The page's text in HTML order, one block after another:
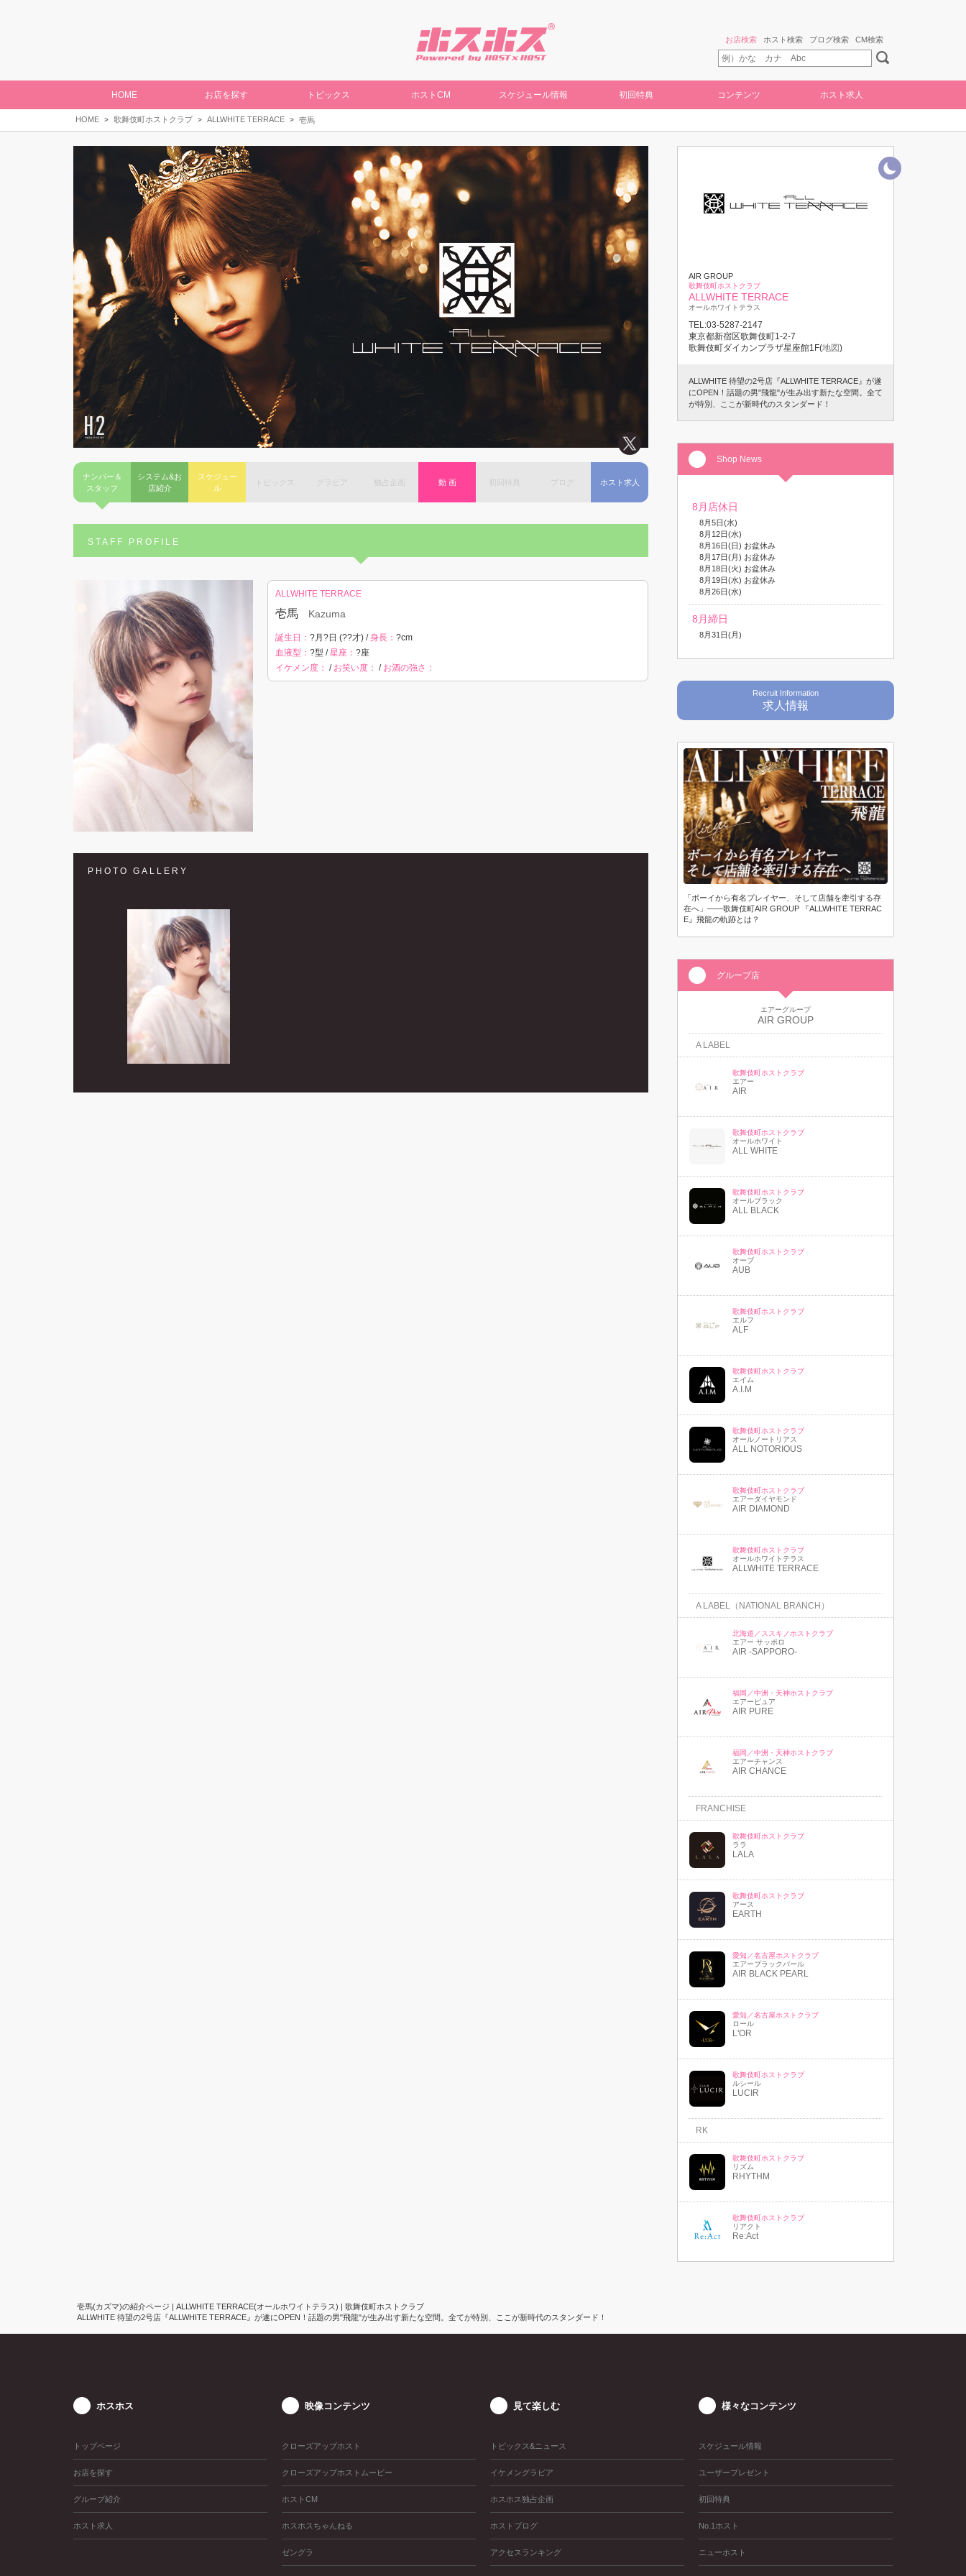
お店検索 ホスト検索 ブログ検索 CM検索
HOME お店を探す トピックス ホストCM スケジュール情報 初回特典 コンテンツ ホスト求人
HOME 歌舞伎町ホストクラブ ALLWHITE TERRACE 壱馬
ナンバー＆
スタッフ
システム&お
店紹介
スケジュー
ル
トピックス グラビア 独占企画 動 画 初回特典 ブログ ホスト求人
STAFF PROFILE
ALLWHITE TERRACE
壱馬 Kazuma
誕生日： ?月?日 (??才) /身長： ?cm
血液型： ?型 /星座： ?座
イケメン度： / お笑い度： / お酒の強さ：
PHOTO GALLERY
AIR GROUP
歌舞伎町ホストクラブ
ALLWHITE TERRACE
オールホワイトテラス
TEL:03-5287-2147
東京都新宿区歌舞伎町1-2-7
歌舞伎町ダイカンプラザ星座館1F(地図)
ALLWHITE 待望の2号店『ALLWHITE TERRACE』が遂
にOPEN！話題の男"飛龍"が生み出す新たな空間。全て
が特別、ここが新時代のスタンダード！
Shop News
8月店休日
8月5日(水)
8月12日(水)
8月16日(日) お盆休み
8月17日(月) お盆休み
8月18日(火) お盆休み
8月19日(水) お盆休み
8月26日(水)
8月締日
8月31日(月)
Recruit Information
求人情報
「ボーイから有名プレイヤー、そして店舗を牽引する存
在へ」——歌舞伎町AIR GROUP 『ALLWHITE TERRAC
E』飛龍の軌跡とは？
グループ店
エアーグループ
AIR GROUP
A LABEL
歌舞伎町ホストクラブ
エアー
AIR
歌舞伎町ホストクラブ
オールホワイト
ALL WHITE
歌舞伎町ホストクラブ
オールブラック
ALL BLACK
歌舞伎町ホストクラブ
オーブ
AUB
歌舞伎町ホストクラブ
エルフ
ALF
歌舞伎町ホストクラブ
エイム
A.I.M
歌舞伎町ホストクラブ
オールノートリアス
ALL NOTORIOUS
歌舞伎町ホストクラブ
エアーダイヤモンド
AIR DIAMOND
歌舞伎町ホストクラブ
オールホワイトテラス
ALLWHITE TERRACE
A LABEL（NATIONAL BRANCH）
北海道／ススキノホストクラブ
エアー サッポロ
AIR -SAPPORO-
福岡／中洲・天神ホストクラブ
エアーピュア
AIR PURE
福岡／中洲・天神ホストクラブ
エアーチャンス
AIR CHANCE
FRANCHISE
歌舞伎町ホストクラブ
ララ
LALA
歌舞伎町ホストクラブ
アース
EARTH
愛知／名古屋ホストクラブ
エアーブラックパール
AIR BLACK PEARL
愛知／名古屋ホストクラブ
ロール
L'OR
歌舞伎町ホストクラブ
ルシール
LUCIR
RK
歌舞伎町ホストクラブ
リズム
RHYTHM
歌舞伎町ホストクラブ
リアクト
Re:Act
壱馬(カズマ)の紹介ページ | ALLWHITE TERRACE(オールホワイトテラス) | 歌舞伎町ホストクラブ
ALLWHITE 待望の2号店『ALLWHITE TERRACE』が遂にOPEN！話題の男"飛龍"が生み出す新たな空間。全てが特別、ここが新時代のスタンダード！
ホスホス
トップページ
お店を探す
グループ紹介
ホスト求人
映像コンテンツ
クローズアップホスト
クローズアップホストムービー
ホストCM
ホスホスちゃんねる
ゼングラ
見て楽しむ
トピックス&ニュース
イケメングラビア
ホスホス独占企画
ホストブログ
アクセスランキング
様々なコンテンツ
スケジュール情報
ユーザープレゼント
初回特典
No.1ホスト
ニューホスト